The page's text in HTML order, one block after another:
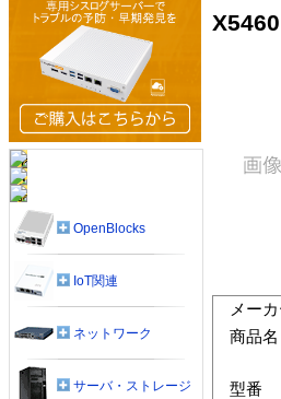
メー
商品名
型番
OpenBlocks
IoT関連
ネットワーク
サーバ・ストレージ